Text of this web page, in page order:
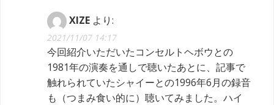
XIZE より:
2021/11/07 14:17
今回紹介いただいたコンセルトヘボウとの
1981年の演奏を通しで聴いたあとに、記事で
触れられていたシャイーとの1996年6月の録音
も（つまみ食い的に）聴いてみました。ハイ